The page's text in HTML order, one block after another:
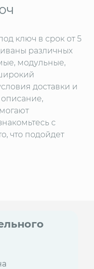
ключ в срок от 5
различных
модульные,
доставки и
с
что подойдет